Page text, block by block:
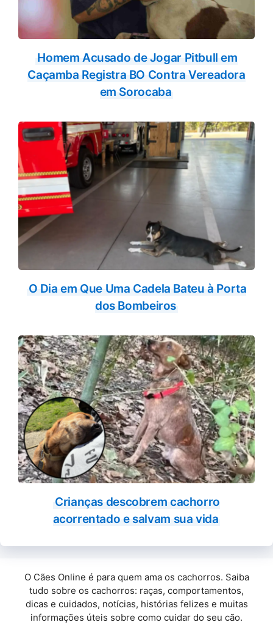
Homem Acusado de Jogar Pitbull em
Caçamba Registra BO Contra Vereadora
em Sorocaba
O Dia em Que Uma Cadela Bateu à Porta
dos Bombeiros
Crianças descobrem cachorro
acorrentado e salvam sua vida
O Cães Online é para quem ama os cachorros. Saiba
tudo sobre os cachorros: raças, comportamentos,
dicas e cuidados, notícias, histórias felizes e muitas
informações úteis sobre como cuidar do seu cão.